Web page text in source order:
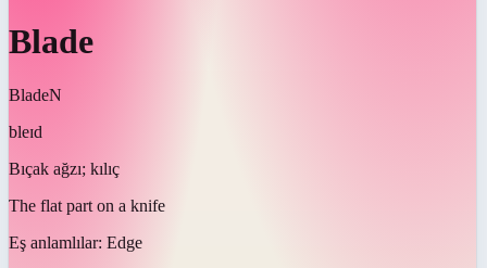
Blade
BladeN
bleɪd
Bıçak ağzı; kılıç
The flat part on a knife
Eş anlamlılar: Edge